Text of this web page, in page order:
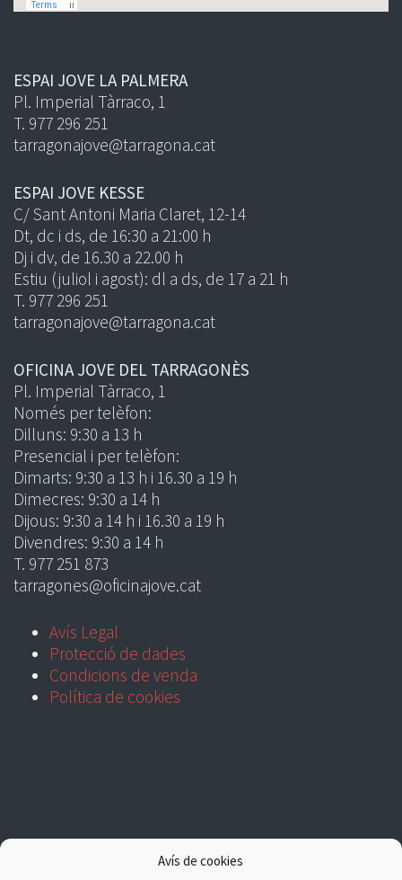
Avís de cookies
ESPAI JOVE LA PALMERA
Pl. Imperial Tàrraco, 1
T. 977 296 251
tarragonajove@tarragona.cat
ESPAI JOVE KESSE
C/ Sant Antoni Maria Claret, 12-14
Dt, dc i ds, de 16:30 a 21:00 h
Dj i dv, de 16.30 a 22.00 h
Estiu (juliol i agost): dl a ds, de 17 a 21 h
T. 977 296 251
tarragonajove@tarragona.cat
OFICINA JOVE DEL TARRAGONÈS
Pl. Imperial Tàrraco, 1
Només per telèfon:
Dilluns: 9:30 a 13 h
Presencial i per telèfon:
Dimarts: 9:30 a 13 h i 16.30 a 19 h
Dimecres: 9:30 a 14 h
Dijous: 9:30 a 14 h i 16.30 a 19 h
Divendres: 9:30 a 14 h
T. 977 251 873
tarragones@oficinajove.cat
Avís Legal
Protecció de dades
Condicions de venda
Política de cookies